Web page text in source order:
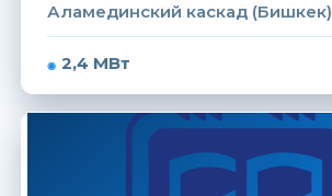
Аламединский каскад (Бишкек)
2,4 МВт